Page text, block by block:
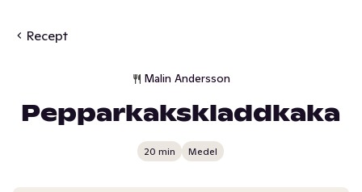
Recept
Malin Andersson
Pepparkakskladdkaka
20 min Medel